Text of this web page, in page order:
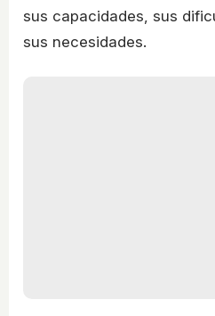
sus capacidades, sus
sus necesidades.